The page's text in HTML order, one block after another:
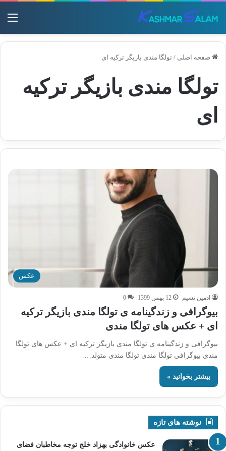
صفحه اصلی / تولگا مندی بازیگر ترکیه ای
تولگا مندی بازیگر ترکیه
ای
عکس
ادمین نسیم 12 بهمن 1399 0
بیوگرافی و زندگینامه ی تولگا مندی بازیگر ترکیه
ای + عکس های تولگا مندی
بیوگرافی و زندگینامه ی تولگا مندی بازیگر ترکیه ای + عکس های تولگا
مندی بیوگرافی تولگا مندی تولگا مندی متولد…
بیشتر بخوانید »
نوشته های تازه
عکس خانوادگی بهزاد خلج توجه مخاطبان فضای